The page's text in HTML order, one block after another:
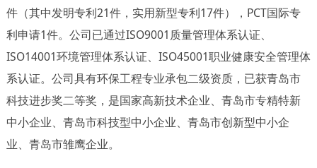
件（其中发明专利21件，实用新型专利17件），PCT国际专
利申请1件。公司已通过ISO9001质量管理体系认证、
ISO14001环境管理体系认证、ISO45001职业健康安全管理体
系认证。公司具有环保工程专业承包二级资质，已获青岛市
科技进步奖二等奖，是国家高新技术企业、青岛市专精特新
中小企业、青岛市科技型中小企业、青岛市创新型中小企
业、青岛市雏鹰企业。